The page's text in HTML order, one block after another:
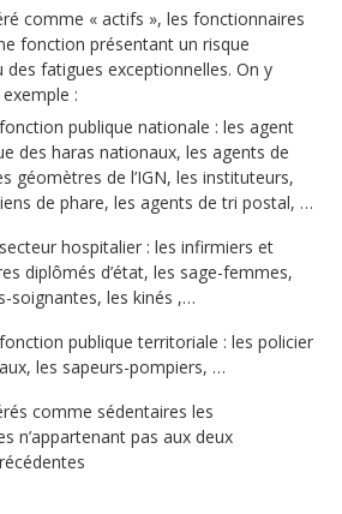
comme « actifs », les fonctionnaires
fonction présentant un risque
des fatigues exceptionnelles. On y
:
publique nationale : les agent
des haras nationaux, les agents de
géomètres de l’IGN, les instituteurs,
de phare, les agents de tri postal, …
hospitalier : les infirmiers et
diplômés d’état, les sage-femmes,
soignantes, les kinés ,…
publique territoriale : les policier
les sapeurs-pompiers, …
comme sédentaires les
n’appartenant pas aux deux